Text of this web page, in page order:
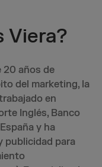
Viera?
20 años de
del marketing, la
en
Inglés, Banco
y ha
publicidad para